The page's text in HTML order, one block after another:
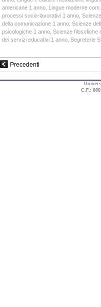
americane 1 anno Lingue moderne
processi socio-lavorativi 1 anno
della comunicazione 1 anno Scienze
psicologiche 1 anno Scienze filosofiche
dei servizi educativi 1 anno Segreterie
Precedenti
C.F.: